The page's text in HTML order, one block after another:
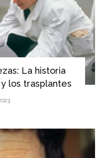
La historia
los trasplantes